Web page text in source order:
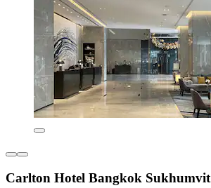
Carlton Hotel Bangkok Sukhumvit